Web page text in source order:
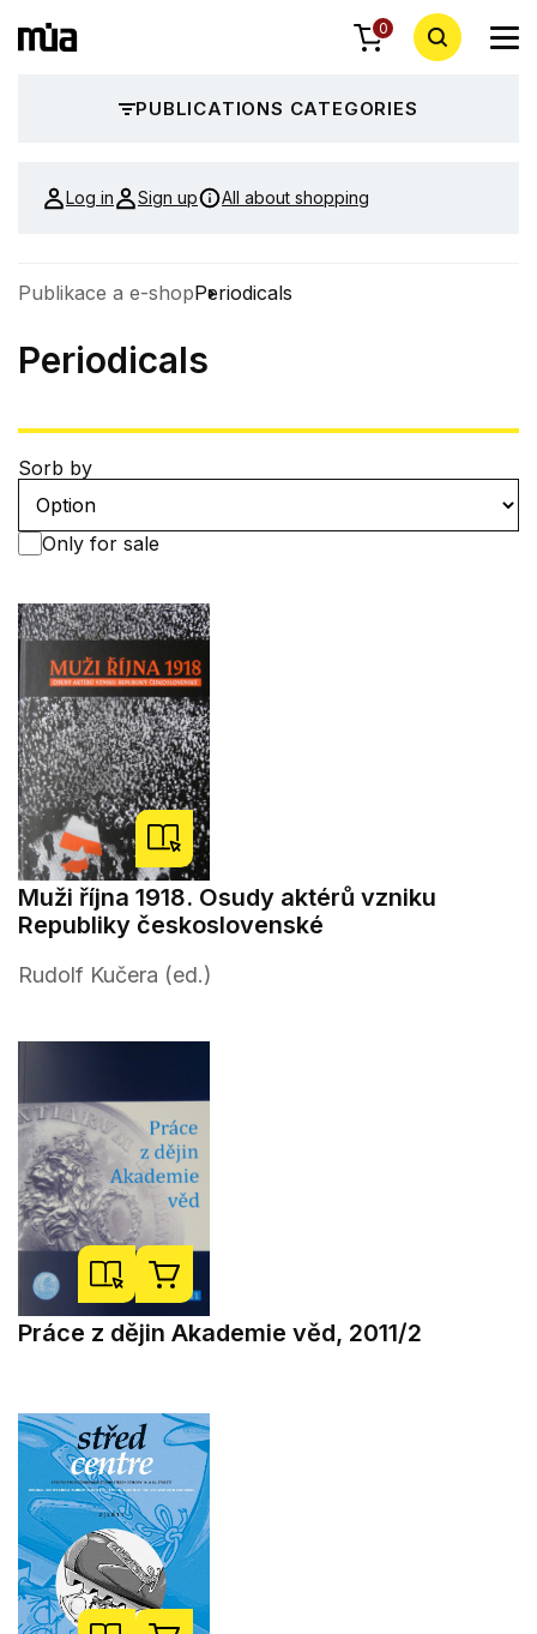
0
PUBLICATIONS CATEGORIES
Log in Sign up All about shopping
Publikace a e-shopPeriodicals
Periodicals
Sorb by
Only for sale
Muži října 1918. Osudy aktérů vzniku
Republiky československé
Rudolf Kučera (ed.)
Práce z dějin Akademie věd, 2011/2